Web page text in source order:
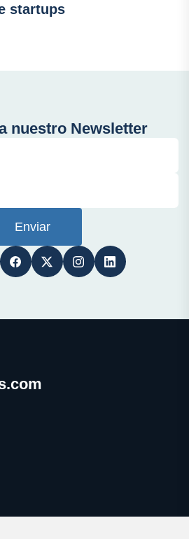
startups
nuestro Newsletter
Enviar